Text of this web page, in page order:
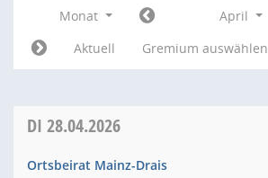
Monat April
Aktuell
Gremium auswählen
DI 28.04.2026
Ortsbeirat Mainz-Drais